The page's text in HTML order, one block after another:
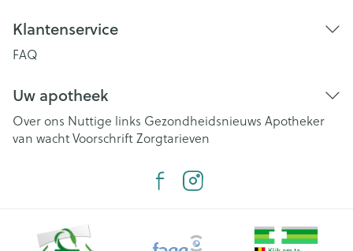
Klantenservice
FAQ
Uw apotheek
Over ons Nuttige links Gezondheidsnieuws Apotheker
van wachtVoorschriftZorgtarieven